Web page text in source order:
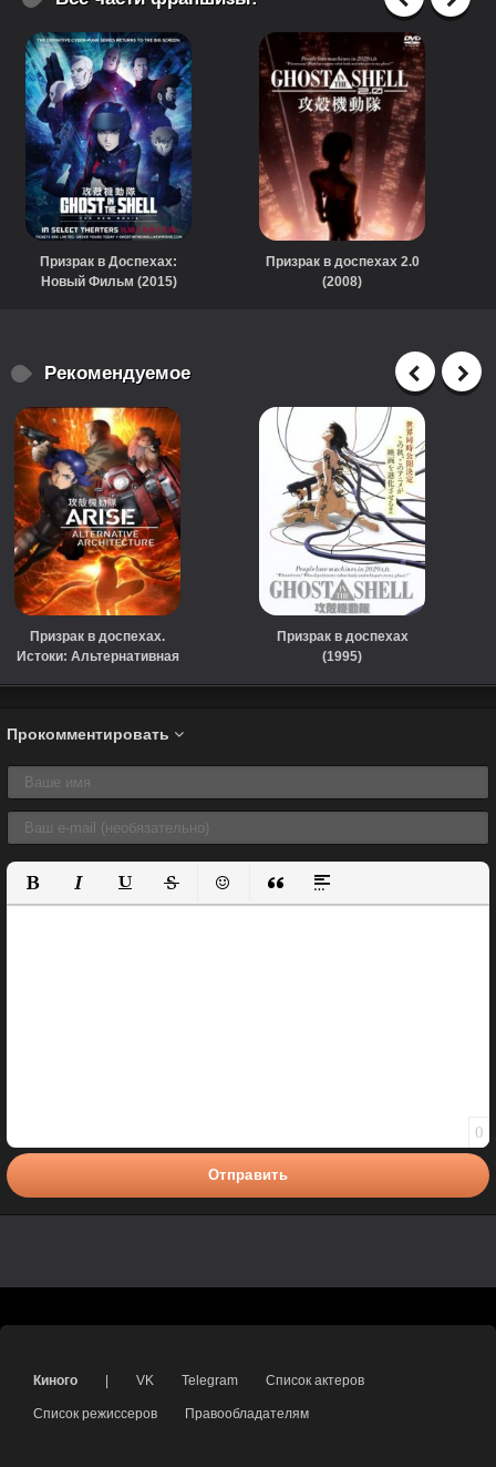
Призрак в Доспехах:
Новый Фильм (2015)
Призрак в доспехах 2.0
(2008)
Рекомендуемое
Призрак в доспехах.
Истоки: Альтернативная
Призрак в доспехах
(1995)
Прокомментировать
Полужирный
КурсивПодчеркнутый
ЗачеркнутыйВставить смайлик
Вставка цитаты
Вставка спойлера
0
Отправить
Киного VK Telegram Список актеров
Список режиссеров Правообладателям